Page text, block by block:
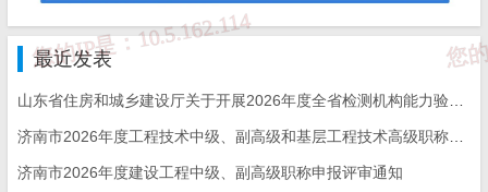
报条件可查阅《山东省建设工程质量检测机构
资质标准》。
6.申请建设工程质量检测机构资质需要哪些
材料？
答：机构可登入全国一体化在线政务服务
最近发表
济南市2026年度建设工程中级、副高级职称申报评审通知